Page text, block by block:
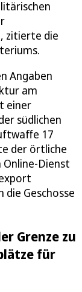
zitierte die
Angaben
am
einer
südlichen
17
der örtliche
Dienst
Geschosse
Grenze zu
für